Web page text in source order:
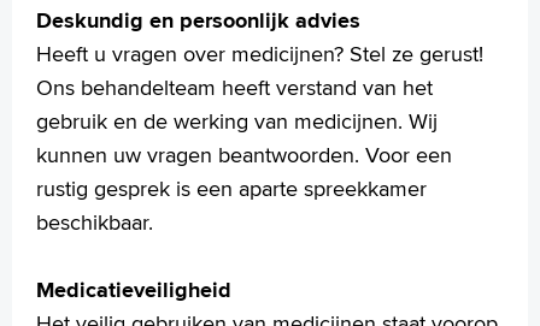
Homepage
Praktische informatie
Specialismen
Werken en leren
Medewerkers
Deskundig en persoonlijk advies
Heeft u vragen over medicijnen? Stel ze gerust!
Ons behandelteam heeft verstand van het
gebruik en de werking van medicijnen. Wij
kunnen uw vragen beantwoorden. Voor een
rustig gesprek is een aparte spreekkamer
beschikbaar.
Medicatieveiligheid